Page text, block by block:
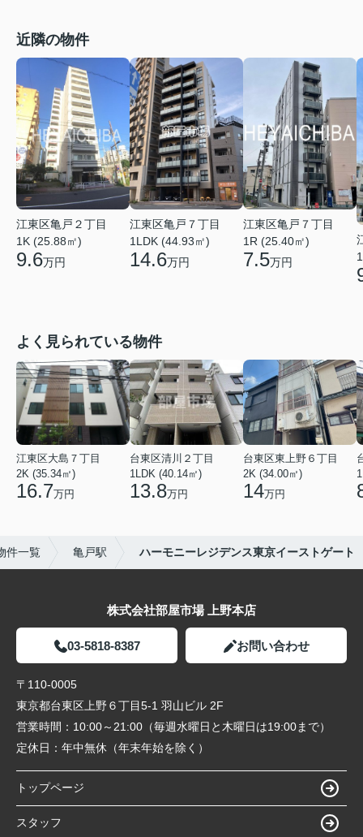
近隣の物件
江東区亀戸２丁目
1K (25.88㎡)
9.6万円
江東区亀戸７丁目
1LDK (44.93㎡)
14.6万円
江東区亀戸７丁目
1R (25.40㎡)
7.5万円
よく見られている物件
江東区大島７丁目
2K (35.34㎡)
16.7万円
台東区清川２丁目
1LDK (40.14㎡)
13.8万円
台東区東上野６丁目
2K (34.00㎡)
14万円
件一覧 亀戸駅 ハーモニーレジデンス東京イーストゲート
株式会社部屋市場 上野本店
03-5818-8387 お問い合わせ
〒110-0005
東京都台東区上野６丁目5-1 羽山ビル 2F
営業時間： 10:00～21:00（毎週水曜日と木曜日は19:00まで）
定休日： 年中無休（年末年始を除く）
トップページ
スタッフ